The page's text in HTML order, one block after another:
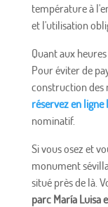
température à
et l'utilisation
Quant aux
Pour éviter de
construction des
réservez en
nominatif.
Si vous osez et
monument
situé près de là.
parc María Luisa